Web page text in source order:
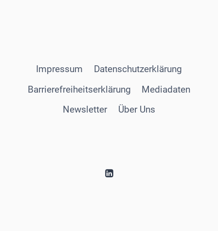
Impressum
Datenschutzerklärung
Barrierefreiheitserklärung
Mediadaten
Newsletter
Über Uns